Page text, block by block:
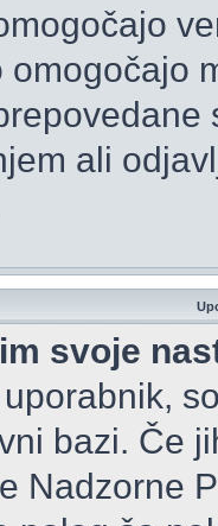
ali
svoje
bazi. Če
Nadzorne